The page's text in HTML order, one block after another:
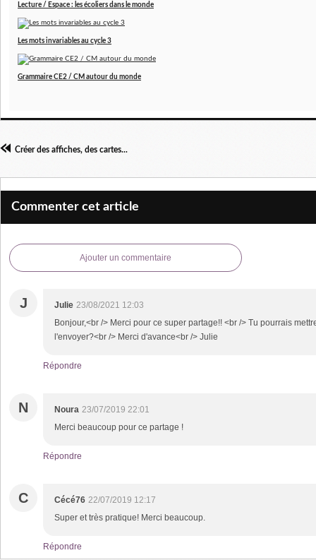
Lecture / Espace : les écoliers dans le monde
Les mots invariables au cycle 3
Grammaire CE2 / CM autour du monde
Créer des affiches, des cartes...
Commenter cet article
Ajouter un commentaire
J Julie 23/08/2021 12:03
Bonjour,<br /> Merci pour ce super partage!! <br /> Tu pourrais
l'envoyer?<br /> Merci d'avance<br /> Julie
Répondre
N Noura 23/07/2019 22:01
Merci beaucoup pour ce partage !
Répondre
C Cécé76 22/07/2019 12:17
Super et très pratique! Merci beaucoup.
Répondre